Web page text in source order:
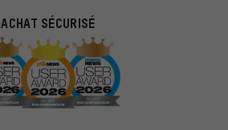
ACHAT SÉCURISÉ